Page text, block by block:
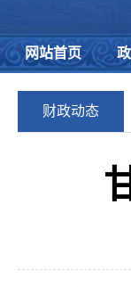
网站首页
财政动态